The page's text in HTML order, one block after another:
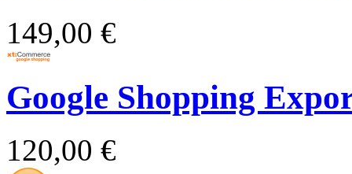
149,00 €
Google Shopping
120,00 €